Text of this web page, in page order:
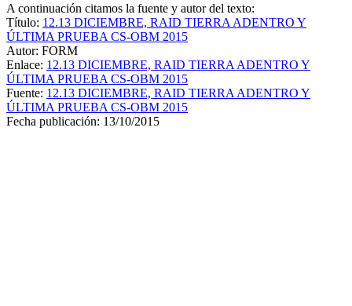
A continuación citamos la fuente y autor del texto:
Título: 12.13 DICIEMBRE, RAID TIERRA ADENTRO Y
ÚLTIMA PRUEBA CS-OBM 2015
Autor: FORM
Enlace: 12.13 DICIEMBRE, RAID TIERRA ADENTRO Y
ÚLTIMA PRUEBA CS-OBM 2015
Fuente: 12.13 DICIEMBRE, RAID TIERRA ADENTRO Y
ÚLTIMA PRUEBA CS-OBM 2015
Fecha publicación: 13/10/2015